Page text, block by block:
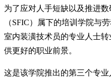
为了应对人手短缺以及推进
（SFIC）属下的培训学院与
室内装潢技术员的专业人士
供更好的职业前景。
这是该学院推出的第三个专